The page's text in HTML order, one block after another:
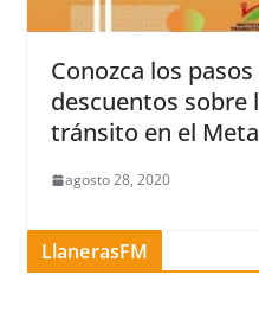
Conozca los
descuentos sobre
tránsito en el Meta
agosto 28, 2020
LlanerasFM